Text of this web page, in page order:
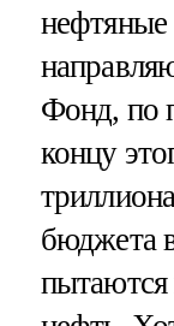
Фонд, по
концу
бюджета
пытаются